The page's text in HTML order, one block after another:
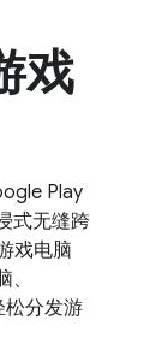
戏
Play
式无缝跨
戏电脑
分发游